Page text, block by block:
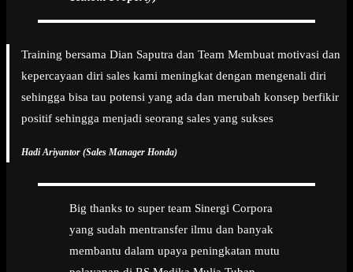
Training bersama Dian Saputra dan Team Membuat motivasi dan
kepercayaan diri sales kami meningkat dengan mengenali diri
sehingga bisa tau potensi yang ada dan merubah konsep berfikir
positif sehingga menjadi seorang sales yang sukses
Hadi Ariyantor (Sales Manager Honda)
Big thanks to super team Sinergi Corpora
yang sudah mentransfer ilmu dan banyak
membantu dalam upaya peningkatan mutu